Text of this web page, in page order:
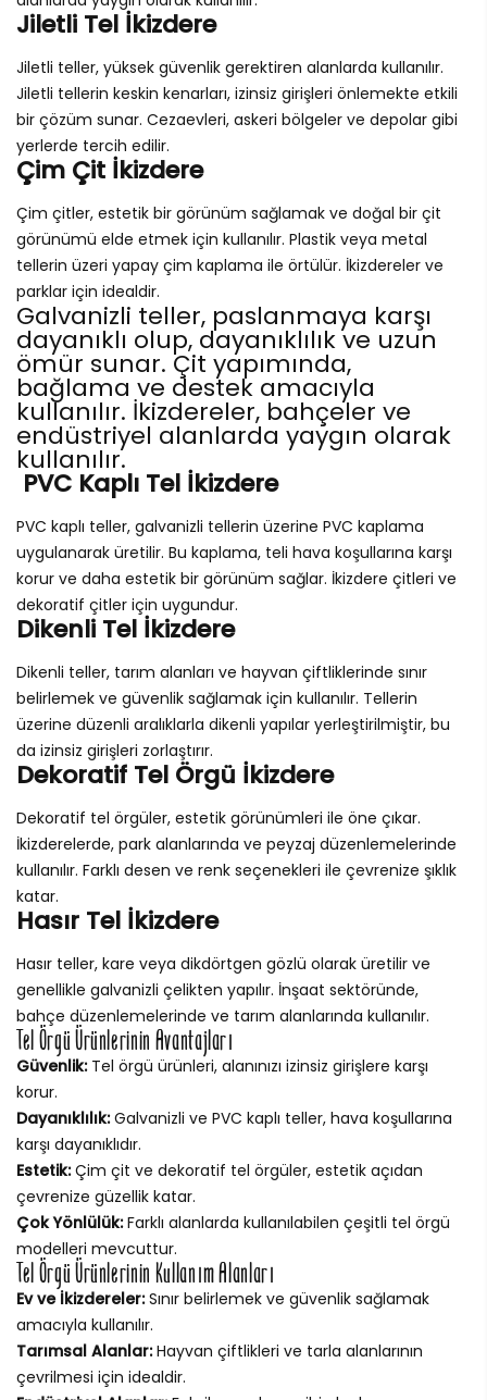
Jiletli Tel İkizdere
Jiletli teller, yüksek güvenlik gerektiren alanlarda kullanılır.
Jiletli tellerin keskin kenarları, izinsiz girişleri önlemekte etkili
bir çözüm sunar. Cezaevleri, askeri bölgeler ve depolar gibi
yerlerde tercih edilir.
Çim Çit İkizdere
Çim çitler, estetik bir görünüm sağlamak ve doğal bir çit
görünümü elde etmek için kullanılır. Plastik veya metal
tellerin üzeri yapay çim kaplama ile örtülür. İkizdereler ve
parklar için idealdir.
Galvanizli teller, paslanmaya karşı
dayanıklı olup, dayanıklılık ve uzun
ömür sunar. Çit yapımında,
bağlama ve destek amacıyla
kullanılır. İkizdereler, bahçeler ve
endüstriyel alanlarda yaygın olarak
kullanılır.
PVC Kaplı Tel İkizdere
PVC kaplı teller, galvanizli tellerin üzerine PVC kaplama
uygulanarak üretilir. Bu kaplama, teli hava koşullarına karşı
korur ve daha estetik bir görünüm sağlar. İkizdere çitleri ve
dekoratif çitler için uygundur.
Dikenli Tel İkizdere
Dikenli teller, tarım alanları ve hayvan çiftliklerinde sınır
belirlemek ve güvenlik sağlamak için kullanılır. Tellerin
üzerine düzenli aralıklarla dikenli yapılar yerleştirilmiştir, bu
da izinsiz girişleri zorlaştırır.
Dekoratif Tel Örgü İkizdere
Dekoratif tel örgüler, estetik görünümleri ile öne çıkar.
İkizderelerde, park alanlarında ve peyzaj düzenlemelerinde
kullanılır. Farklı desen ve renk seçenekleri ile çevrenize şıklık
katar.
Hasır Tel İkizdere
Hasır teller, kare veya dikdörtgen gözlü olarak üretilir ve
genellikle galvanizli çelikten yapılır. İnşaat sektöründe,
bahçe düzenlemelerinde ve tarım alanlarında kullanılır.
Tel Örgü Ürünlerinin Avantajları
Güvenlik:Tel örgü ürünleri, alanınızı izinsiz girişlere karşı
korur.
Dayanıklılık:Galvanizli ve PVC kaplı teller, hava koşullarına
karşı dayanıklıdır.
Estetik:Çim çit ve dekoratif tel örgüler, estetik açıdan
çevrenize güzellik katar.
Çok Yönlülük:Farklı alanlarda kullanılabilen çeşitli tel örgü
modelleri mevcuttur.
Tel Örgü Ürünlerinin Kullanım Alanları
Ev ve İkizdereler:Sınır belirlemek ve güvenlik sağlamak
amacıyla kullanılır.
Tarımsal Alanlar:Hayvan çiftlikleri ve tarla alanlarının
çevrilmesi için idealdir.